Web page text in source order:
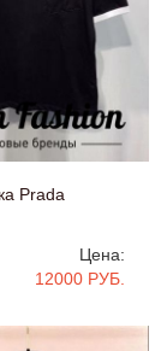
Prada
Цена:
12000 РУБ.